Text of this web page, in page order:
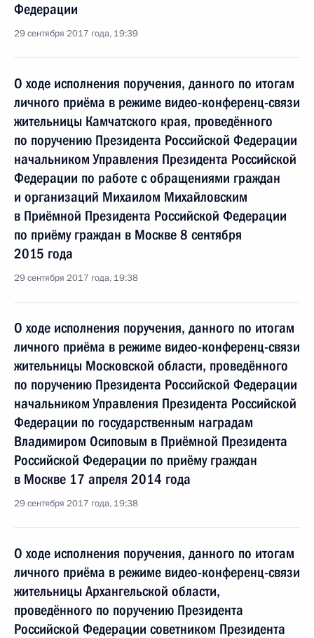
Федерации
29 сентября 2017 года, 19:39
О ходе исполнения поручения, данного по итогам
личного приёма в режиме видео-конференц-связи
жительницы Камчатского края, проведённого
по поручению Президента Российской Федерации
начальником Управления Президента Российской
Федерации по работе с обращениями граждан
и организаций Михаилом Михайловским
в Приёмной Президента Российской Федерации
по приёму граждан в Москве 8 сентября
2015 года
29 сентября 2017 года, 19:38
О ходе исполнения поручения, данного по итогам
личного приёма в режиме видео-конференц-связи
жительницы Московской области, проведённого
по поручению Президента Российской Федерации
начальником Управления Президента Российской
Федерации по государственным наградам
Владимиром Осиповым в Приёмной Президента
Российской Федерации по приёму граждан
в Москве 17 апреля 2014 года
29 сентября 2017 года, 19:38
О ходе исполнения поручения, данного по итогам
личного приёма в режиме видео-конференц-связи
жительницы Архангельской области,
проведённого по поручению Президента
Российской Федерации советником Президента